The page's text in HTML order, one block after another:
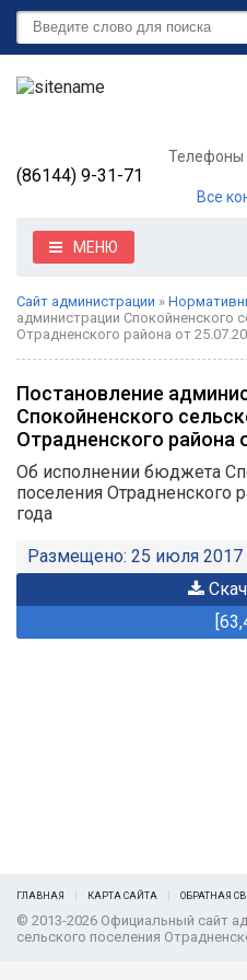
Телефоны
(86144) 9-31-71
Все
МЕНЮ
Сайт администрации »
администрации Спокойненского
Отрадненского района от
Постановление
Спокойненского
Отрадненского района
Об исполнении бюджета
поселения Отрадненского
года
Размещено: 25 июля 2017
ГЛАВНАЯ КАРТА САЙТА ОБРАТНАЯ
© 2013-2026 Официальный сайт
сельского поселения